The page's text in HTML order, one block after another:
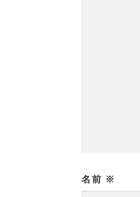
名前 ※